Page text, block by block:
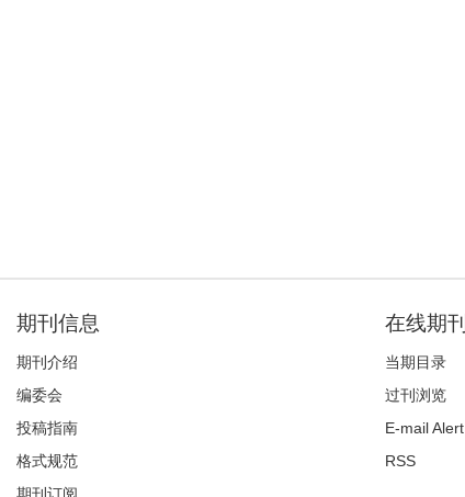
期刊信息
期刊介绍
编委会
投稿指南
格式规范
在线期刊
当期目录
过刊浏览
E-mail Alert
RSS